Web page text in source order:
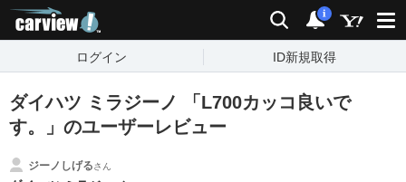
検索 通知
i
ログイン ID新規取得
ダイハツ ミラジーノ 「L700カッコ良いで
す。」のユーザーレビュー
ジーノしげるさん